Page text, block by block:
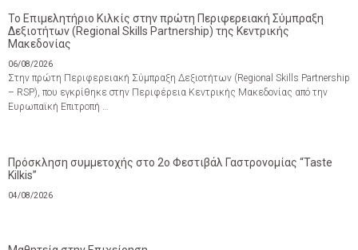
Το Επιμελητήριο Κιλκίς στην πρώτη Περιφερειακή Σύμπραξη
Δεξιοτήτων (Regional Skills Partnership) της Κεντρικής
Μακεδονίας
06/08/2026
Στην πρώτη Περιφερειακή Σύμπραξη Δεξιοτήτων (Regional Skills Partnership
– RSP), που εγκρίθηκε στην Περιφέρεια Κεντρικής Μακεδονίας από την
Ευρωπαϊκή Επιτροπή …
Πρόσκληση συμμετοχής στο 2ο Φεστιβάλ Γαστρονομίας “Taste
Kilkis”
04/08/2026